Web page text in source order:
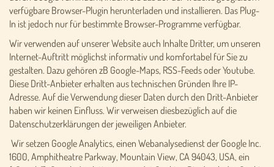
verfügbare Browser-Plugin herunterladen und installieren. Das Plug-
In ist jedoch nur für bestimmte Browser-Programme verfügbar.
Wir verwenden auf unserer Website auch Inhalte Dritter, um unseren
Internet-Auftritt möglichst informativ und komfortabel für Sie zu
gestalten. Dazu gehören zB Google-Maps, RSS-Feeds oder Youtube.
Diese Dritt-Anbieter erhalten aus technischen Gründen Ihre IP-
Adresse. Auf die Verwendung dieser Daten durch den Dritt-Anbieter
haben wir keinen Einfluss. Wir verweisen diesbezüglich auf die
Datenschutzerklärungen der jeweiligen Anbieter.
Wir setzen Google Analytics, einen Webanalysedienst der Google Inc.
1600, Amphitheatre Parkway, Mountain View, CA 94043, USA, ein